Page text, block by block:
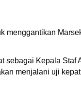
menggantikan
sebagai Kepala Staf
menjalani uji